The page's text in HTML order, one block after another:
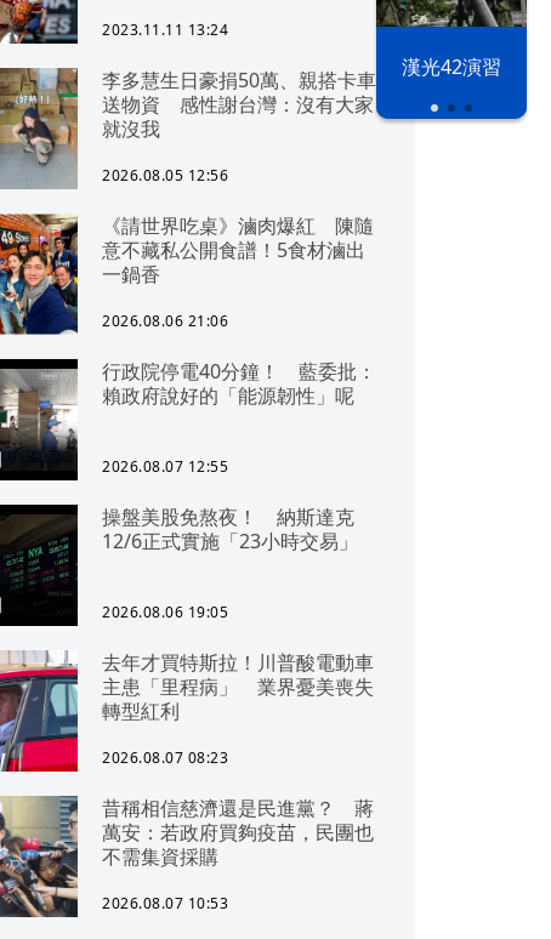
漢光42演習
2023.11.11 13:24
李多慧生日豪捐50萬、親搭卡車
送物資 感性謝台灣：沒有大家
就沒我
2026.08.05 12:56
《請世界吃桌》滷肉爆紅 陳隨
意不藏私公開食譜！5食材滷出
一鍋香
2026.08.06 21:06
行政院停電40分鐘！ 藍委批：
賴政府說好的「能源韌性」呢
2026.08.07 12:55
操盤美股免熬夜！ 納斯達克
12/6正式實施「23小時交易」
2026.08.06 19:05
去年才買特斯拉！川普酸電動車
主患「里程病」 業界憂美喪失
轉型紅利
2026.08.07 08:23
昔稱相信慈濟還是民進黨？ 蔣
萬安：若政府買夠疫苗，民團也
不需集資採購
2026.08.07 10:53